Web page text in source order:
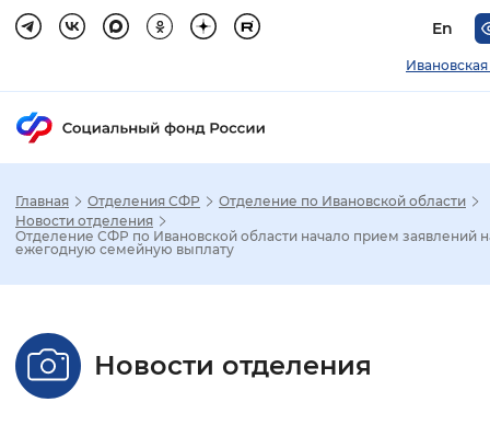
En
Стандартный Увеличенный
Главная Отделения СФР
Отделение по Ивановской области
Новости отделения
Отделение СФР по Ивановской области начало прием заявлений
ежегодную семейную выплату
Новости отделения